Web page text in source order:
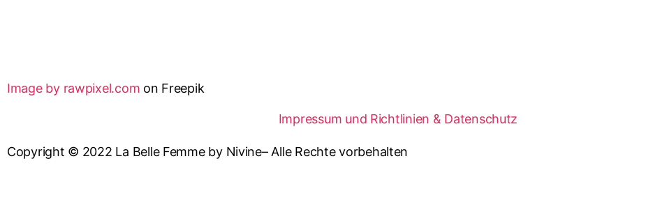
Image by rawpixel.com on Freepik
Impressum und Richtlinien & Datenschutz
Copyright © 2022 La Belle Femme by Nivine– Alle Rechte vorbehalten